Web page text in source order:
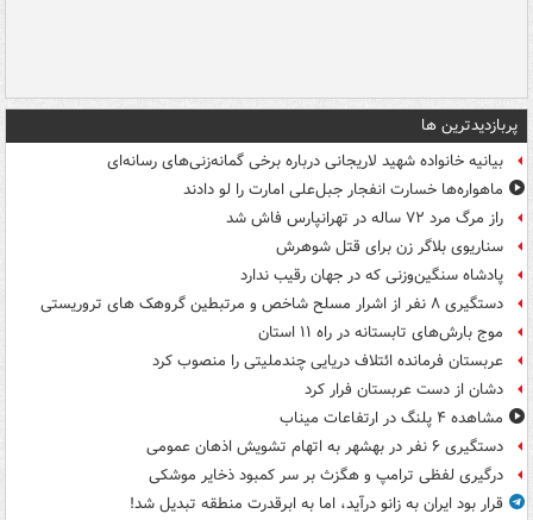
پربازدیدترین ها
بیانیه خانواده شهید لاریجانی درباره برخی گمانه‌زنی‌های رسانه‌ای
ماهواره‌ها خسارت انفجار جبل‌علی امارت را لو دادند
راز مرگ مرد ۷۲ ساله در تهرانپارس فاش شد
سناریوی بلاگر زن برای قتل شوهرش
پادشاه سنگین‌وزنی که در جهان رقیب ندارد
دستگیری ۸ نفر از اشرار مسلح شاخص و مرتبطین گروهک های تروریستی
موج بارش‌های تابستانه در راه ۱۱ استان
عربستان فرمانده ائتلاف دریایی چندملیتی را منصوب کرد
دشان از دست عربستان فرار کرد
مشاهده ۴ پلنگ در ارتفاعات میناب
دستگیری ۶ نفر در بهشهر به اتهام تشویش اذهان عمومی
درگیری لفظی ترامپ و هگزث بر سر کمبود ذخایر موشکی
قرار بود ایران به زانو درآید، اما به ابرقدرت منطقه تبدیل شد!